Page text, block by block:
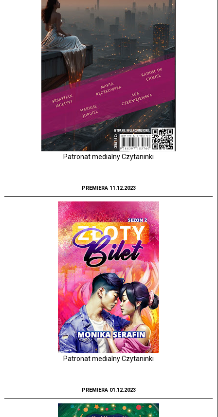
Patronat medialny Czytaninki
PREMIERA 11.12.2023
Patronat medialny Czytaninki
PREMIERA 01.12.2023